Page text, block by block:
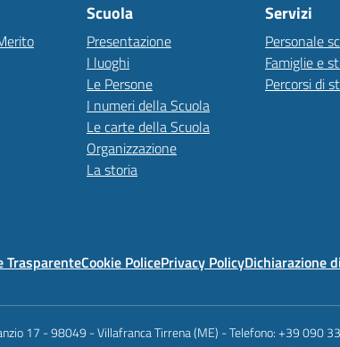
Scuola
Presentazione
I luoghi
Le Persone
I numeri della Scuola
Le carte della Scuola
Organizzazione
La storia
Servizi
Personale
Famiglie e
Percorsi di
TrasparenteCookie PolicePrivacy PolicyDichiarazione
17 - 98049 - Villafranca Tirrena (ME) - Telefono: +39